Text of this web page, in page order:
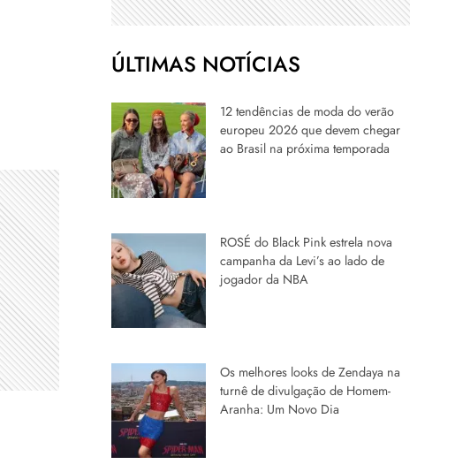
ÚLTIMAS NOTÍCIAS
12 tendências de moda do verão
europeu 2026 que devem chegar
ao Brasil na próxima temporada
ROSÉ do Black Pink estrela nova
campanha da Levi’s ao lado de
jogador da NBA
Os melhores looks de Zendaya na
turnê de divulgação de Homem-
Aranha: Um Novo Dia